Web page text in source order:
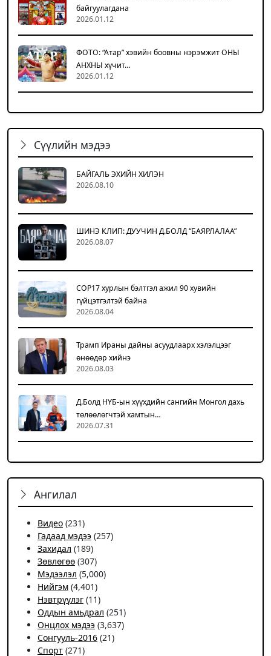
байгуулагдана
2026.01.12
ФОТО: “Атар” хэвийн боовны нэрэмжит ОНЫ
АНХНЫ хүчит…
2026.01.12
Сүүлийн мэдээ
БАЙГАЛЬ ЭХИЙН ХИЛЭН
2026.08.10
ШИНЭ КЛИП: ДУУЧИН Д.БОЛД “БАЯРЛАЛАА”
2026.08.07
COP17 хурлын бэлтгэл ажил 90 хувийн
гүйцэтгэлтэй байна
2026.08.04
Трамп Ираны дайны асуудлаарх хэлэлцээг
өнөөдөр хийнэ
2026.08.03
Д.Болд НҮБ-ын хүүхдийн сангийн Монгол дахь
төлөөлөгчтэй хамтын…
2026.07.31
Ангилал
Видео (231)
Гадаад мэдээ (257)
Захидал (189)
Зөвлөгөө (307)
Мэдээлэл (5,000)
Нийгэм (4,401)
Нэвтрүүлэг (11)
Оддын амьдрал (251)
Онцлох мэдээ (3,637)
Сонгууль-2016 (21)
Спорт (271)